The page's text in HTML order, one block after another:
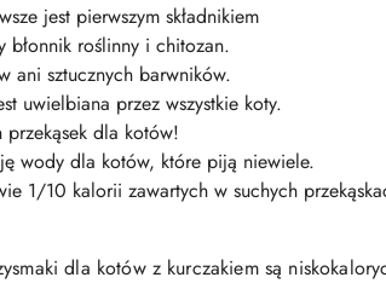
jest pierwszym składnikiem
błonnik roślinny i chitozan.
ani sztucznych barwników.
uwielbiana przez wszystkie koty.
dla kotów!
wody dla kotów, które piją niewiele.
1/10 kalorii zawartych w suchych
dla kotów z kurczakiem są